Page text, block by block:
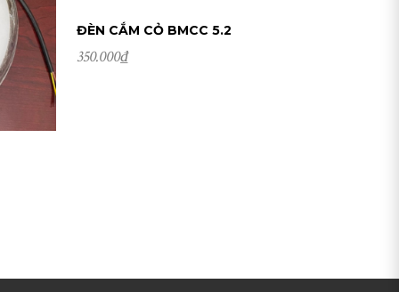
ĐÈN CẮM CỎ BMCC 5.2
350.000₫